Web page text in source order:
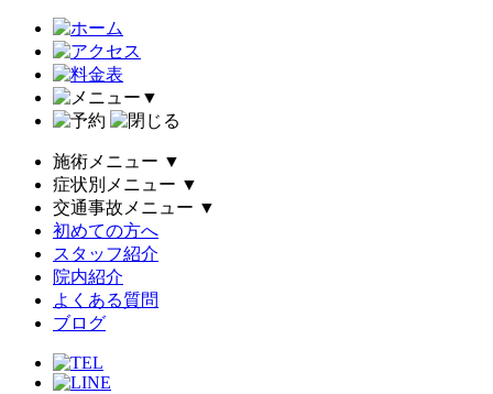
▼
施術メニュー ▼
症状別メニュー ▼
交通事故メニュー ▼
初めての方へ
スタッフ紹介
院内紹介
よくある質問
ブログ